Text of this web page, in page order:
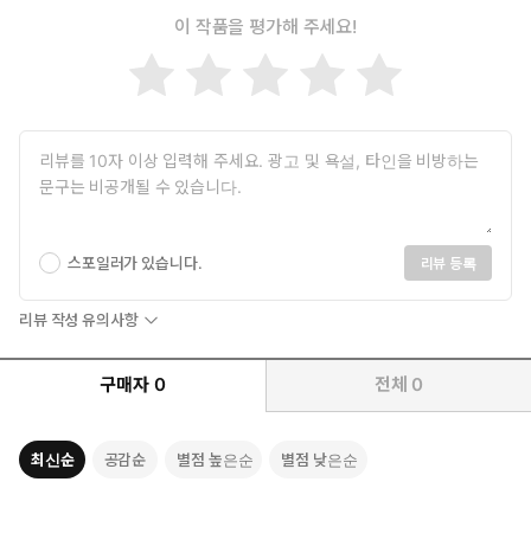
이 작품을 평가해 주세요!
스포일러가 있습니다. 리뷰 등록
리뷰 작성 유의사항
구매자 0 전체 0
최신순 공감순 별점 높은순 별점 낮은순